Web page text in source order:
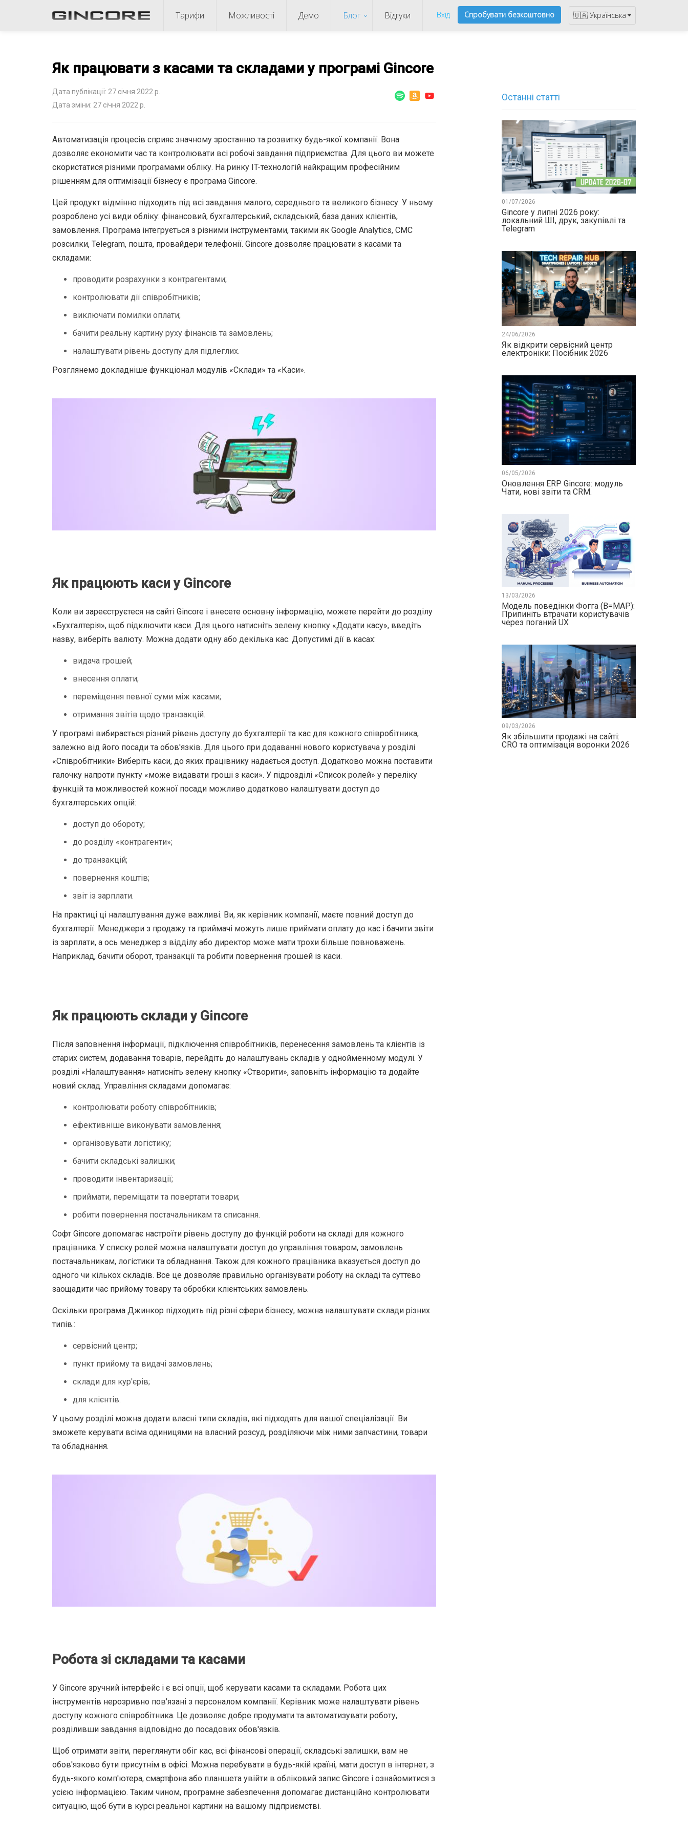
Вхід Спробувати безкоштовно 🇺🇦 Українська
Тарифи Можливості Демо Блог Відгуки
Як працювати з касами та складами у програмі Gincore
Дата публікації: 27 січня 2022 р.
Дата зміни: 27 січня 2022 р.
Автоматизація процесів сприяє значному зростанню та розвитку будь-якої компанії. Вона
дозволяє економити час та контролювати всі робочі завдання підприємства. Для цього ви можете
скористатися різними програмами обліку. На ринку IT-технологій найкращим професійним
рішенням для оптимізації бізнесу є програма Gincore.
Цей продукт відмінно підходить під всі завдання малого, середнього та великого бізнесу. У ньому
розроблено усі види обліку: фінансовий, бухгалтерський, складський, база даних клієнтів,
замовлення. Програма інтегрується з різними інструментами, такими як Google Analytics, СМС
розсилки, Telegram, пошта, провайдери телефонії. Gincore дозволяє працювати з касами та
складами:
проводити розрахунки з контрагентами;
контролювати дії співробітників;
виключати помилки оплати;
бачити реальну картину руху фінансів та замовлень;
налаштувати рівень доступу для підлеглих.
Розглянемо докладніше функціонал модулів «Склади» та «Каси».
Як працюють каси у Gincore
Коли ви зареєструєтеся на сайті Gincore і внесете основну інформацію, можете перейти до розділу
«Бухгалтерія», щоб підключити каси. Для цього натисніть зелену кнопку «Додати касу», введіть
назву, виберіть валюту. Можна додати одну або декілька кас. Допустимі дії в касах:
видача грошей;
внесення оплати;
переміщення певної суми між касами;
отримання звітів щодо транзакцій.
У програмі вибирається різний рівень доступу до бухгалтерії та кас для кожного співробітника,
залежно від його посади та обов'язків. Для цього при додаванні нового користувача у розділі
«Співробітники» Виберіть каси, до яких працівнику надається доступ. Додатково можна поставити
галочку напроти пункту «може видавати гроші з каси». У підрозділі «Список ролей» у переліку
функцій та можливостей кожної посади можливо додатково налаштувати доступ до
бухгалтерських опцій:
доступ до обороту;
до розділу «контрагенти»;
до транзакцій;
повернення коштів;
звіт із зарплати.
На практиці ці налаштування дуже важливі. Ви, як керівник компанії, маєте повний доступ до
бухгалтерії. Менеджери з продажу та приймачі можуть лише приймати оплату до кас і бачити звіти
із зарплати, а ось менеджер з відділу або директор може мати трохи більше повноважень.
Наприклад, бачити оборот, транзакції та робити повернення грошей із каси.
Як працюють склади у Gincore
Після заповнення інформації, підключення співробітників, перенесення замовлень та клієнтів із
старих систем, додавання товарів, перейдіть до налаштувань складів у однойменному модулі. У
розділі «Налаштування» натисніть зелену кнопку «Створити», заповніть інформацію та додайте
новий склад. Управління складами допомагає:
контролювати роботу співробітників;
ефективніше виконувати замовлення;
організовувати логістику;
бачити складські залишки;
проводити інвентаризації;
приймати, переміщати та повертати товари;
робити повернення постачальникам та списання.
Софт Gincore допомагає настроїти рівень доступу до функцій роботи на складі для кожного
працівника. У списку ролей можна налаштувати доступ до управління товаром, замовлень
постачальникам, логістики та обладнання. Також для кожного працівника вказується доступ до
одного чи кількох складів. Все це дозволяє правильно організувати роботу на складі та суттєво
заощадити час прийому товару та обробки клієнтських замовлень.
Оскільки програма Джинкор підходить під різні сфери бізнесу, можна налаштувати склади різних
типів.:
сервісний центр;
пункт прийому та видачі замовлень;
склади для кур'єрів;
для клієнтів.
У цьому розділі можна додати власні типи складів, які підходять для вашої спеціалізації. Ви
зможете керувати всіма одиницями на власний розсуд, розділяючи між ними запчастини, товари
та обладнання.
Робота зі складами та касами
У Gincore зручний інтерфейс і є всі опції, щоб керувати касами та складами. Робота цих
інструментів нерозривно пов'язані з персоналом компанії. Керівник може налаштувати рівень
доступу кожного співробітника. Це дозволяє добре продумати та автоматизувати роботу,
розділивши завдання відповідно до посадових обов'язків.
Щоб отримати звіти, переглянути обіг кас, всі фінансові операції, складські залишки, вам не
обов'язково бути присутнім в офісі. Можна перебувати в будь-якій країні, мати доступ в інтернет, з
будь-якого комп'ютера, смартфона або планшета увійти в обліковий запис Gincore і ознайомитися з
усією інформацією. Таким чином, програмне забезпечення допомагає дистанційно контролювати
ситуацію, щоб бути в курсі реальної картини на вашому підприємстві.
Останні статті
01/07/2026
Gincore у липні 2026 року:
локальний ШІ, друк, закупівлі та
Telegram
24/06/2026
Як відкрити сервісний центр
електроніки: Посібник 2026
06/05/2026
Оновлення ERP Gincore: модуль
Чати, нові звіти та CRM.
13/03/2026
Модель поведінки Фогга (B=MAP):
Припиніть втрачати користувачів
через поганий UX
09/03/2026
Як збільшити продажі на сайті:
CRO та оптимізація воронки 2026